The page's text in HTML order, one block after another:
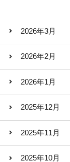
2026年3月
2026年2月
2026年1月
2025年12月
2025年11月
2025年10月